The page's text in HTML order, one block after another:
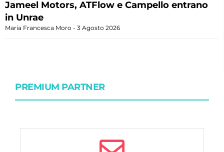
Jameel Motors, ATFlow e Campello entrano
in Unrae
Maria Francesca Moro 3 Agosto 2026
PREMIUM PARTNER